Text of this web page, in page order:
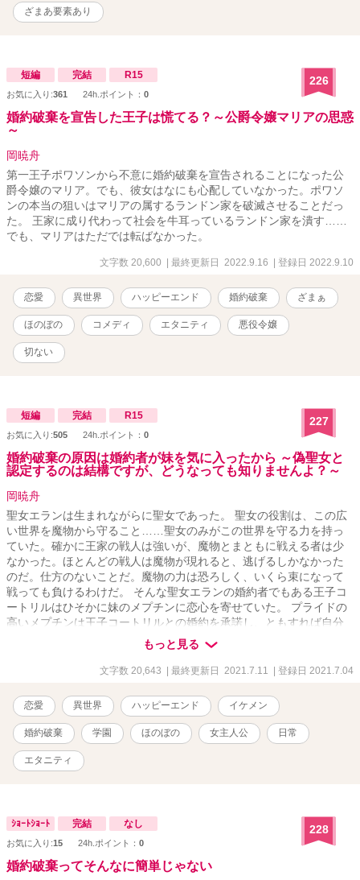
ざまあ要素あり
短編 完結 R15
お気に入り:361 24h.ポイント： 0
226
婚約破棄を宣告した王子は慌てる？～公爵令嬢マリアの思惑
～
岡暁舟
第一王子ポワソンから不意に婚約破棄を宣告されることになった公
爵令嬢のマリア。でも、彼女はなにも心配していなかった。ポワソ
ンの本当の狙いはマリアの属するランドン家を破滅させることだっ
た。 王家に成り代わって社会を牛耳っているランドン家を潰す……
でも、マリアはただでは転ばなかった。
文字数 20,600 | 最終更新日 2022.9.16 | 登録日 2022.9.10
恋愛 異世界 ハッピーエンド 婚約破棄 ざまぁ
ほのぼの コメディ エタニティ 悪役令嬢
切ない
短編 完結 R15
お気に入り:505 24h.ポイント： 0
227
婚約破棄の原因は婚約者が妹を気に入ったから ～偽聖女と
認定するのは結構ですが、どうなっても知りませんよ？～
岡暁舟
聖女エランは生まれながらに聖女であった。 聖女の役割は、この広
い世界を魔物から守ること……聖女のみがこの世界を守る力を持っ
ていた。確かに王家の戦人は強いが、魔物とまともに戦える者は少
なかった。ほとんどの戦人は魔物が現れると、逃げるしかなかった
のだ。仕方のないことだ。魔物の力は恐ろしく、いくら束になって
戦っても負けるわけだ。 そんな聖女エランの婚約者でもある王子コ
ートリルはひそかに妹のメプチンに恋心を寄せていた。 プライドの
高いメプチンは王子コートリルとの婚約を承諾し、ともすれば自分
が聖女であると名乗るようになって……。 聖女エランの運命、人間
世界の運命は？？？ 第一部となります。今後、増やしていく予定で
もっと見る
文字数 20,643 | 最終更新日 2021.7.11 | 登録日 2021.7.04
恋愛 異世界 ハッピーエンド イケメン
婚約破棄 学園 ほのぼの 女主人公 日常
エタニティ
ｼｮｰﾄｼｮｰﾄ 完結 なし
お気に入り:15 24h.ポイント： 0
228
婚約破棄ってそんなに簡単じゃない